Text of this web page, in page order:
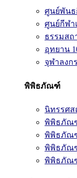
ศูนย์พันธ
ศูนย์กีฬา
ธรรมสถ
อุทยาน
จุฬาลง
พิพิธภัณฑ์
นิทรรศส
พิพิธภัณ
พิพิธภัณ
พิพิธภัณ
พิพิธภัณ